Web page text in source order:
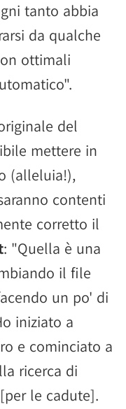
tanto abbia
da qualche
ottimali
del
mettere in
(alleluia!),
contenti
corretto il
: "Quella è una
il file
un po' di
iniziato a
e cominciato a
ricerca di
le cadute].